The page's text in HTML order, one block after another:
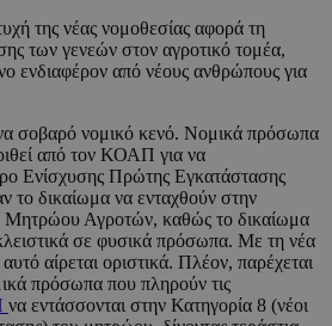
της νέας νομοθεσίας αφορά τη
των γενεών στον αγροτικό τομέα,
ενδιαφέρον από νέους ανθρώπους για
σοβαρό νομικό κενό. Νομικά πρόσωπα
από τον ΚΟΑΠ για να
Ενίσχυσης Πρώτης Εγκατάστασης
το δικαίωμα να ενταχθούν στην
Μητρώου Αγροτών, καθώς το δικαίωμα
σε φυσικά πρόσωπα. Με τη νέα
αίρεται οριστικά. Πλέον, παρέχεται
πρόσωπα που πληρούν τις
να εντάσσονται στην Κατηγορία 8 (νέοι